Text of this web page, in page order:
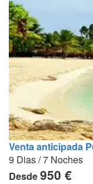
Venta anticipada
9 Dias / 7 Noches
Desde950 €